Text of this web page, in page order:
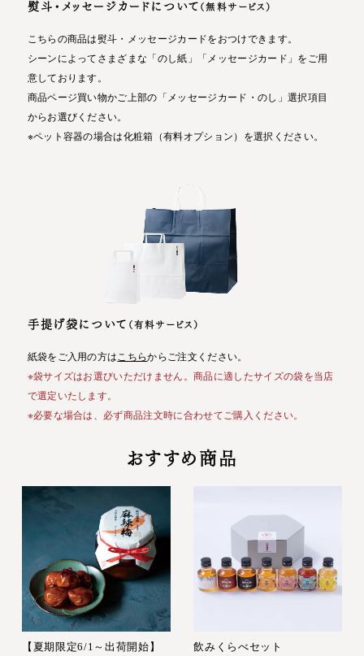
熨斗・メッセージカードについて （無料サービス）
こちらの商品は熨斗・メッセージカードをおつけできます。
シーンによってさまざまな「のし紙」「メッセージカード」をご用
意しております。
商品ページ買い物かご上部の「メッセージカード・のし」選択項目
からお選びください。
※ペット容器の場合は化粧箱（有料オプション）を選択ください。
手提げ袋について （有料サービス）
紙袋をご入用の方は こちらからご注文ください。
※袋サイズはお選びいただけません。商品に適したサイズの袋を当店
で選定いたします。
※必要な場合は、必ず商品注文時に合わせてご購入ください。
おすすめ商品
【夏期限定6/1～出荷開始】
飲みくらべセット